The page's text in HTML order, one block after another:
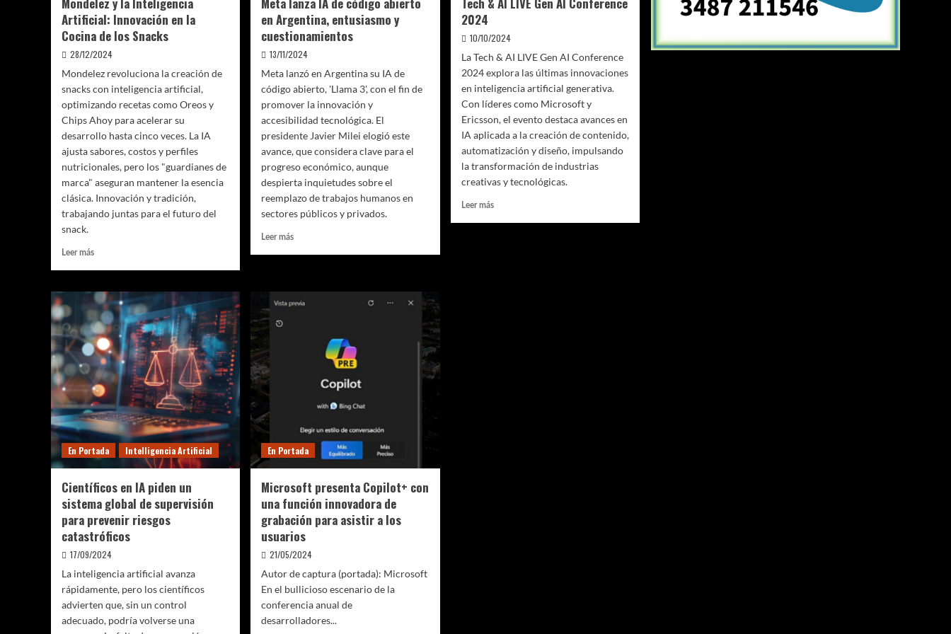
Artificial: Innovación en la
Cocina de los Snacks
28/12/2024
Mondelez revoluciona la creación de
snacks con inteligencia artificial,
optimizando recetas como Oreos y
Chips Ahoy para acelerar su
desarrollo hasta cinco veces. La IA
ajusta sabores, costos y perfiles
nutricionales, pero los "guardianes de
marca" aseguran mantener la esencia
clásica. Innovación y tradición,
trabajando juntas para el futuro del
snack.
Leer másLeer
Mondelez
y
Inteligencia
Artificial:
Innovación
en
la
Cocina
de
los
Snacks
en Argentina, entusiasmo y
cuestionamientos
13/11/2024
Meta lanzó en Argentina su IA de
código abierto, 'Llama 3', con el fin de
promover la innovación y
accesibilidad tecnológica. El
presidente Javier Milei elogió este
avance, que considera clave para el
progreso económico, aunque
despierta inquietudes sobre el
reemplazo de trabajos humanos en
sectores públicos y privados.
Leer másLeer
IA
entusiasmo
cuestionamientos
2024
10/10/2024
La Tech & AI LIVE Gen AI Conference
2024 explora las últimas innovaciones
en inteligencia artificial generativa.
Con líderes como Microsoft y
Ericsson, el evento destaca avances en
IA aplicada a la creación de contenido,
automatización y diseño, impulsando
la transformación de industrias
creativas y tecnológicas.
Leer másLeer
En Portada Intelligencia Artificial
Científicos en IA piden un
sistema global de supervisión
para prevenir riesgos
catastróficos
17/09/2024
La inteligencia artificial avanza
rápidamente, pero los científicos
advierten que, sin un control
adecuado, podría volverse una
En Portada
Microsoft presenta Copilot+ con
una función innovadora de
grabación para asistir a los
usuarios
21/05/2024
Autor de captura (portada): Microsoft
En el bullicioso escenario de la
conferencia anual de
desarrolladores...